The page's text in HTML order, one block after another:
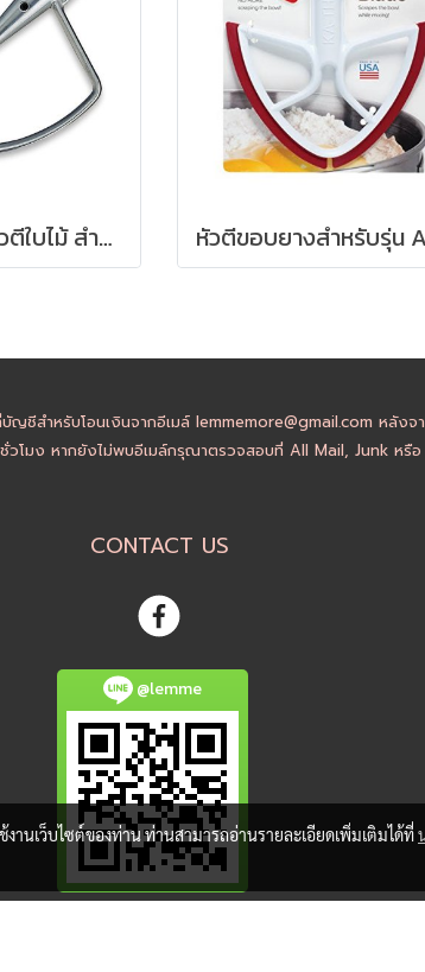
หัวตีใบพาย / หัวตีใบไม้ สำหรับรุ่นยกโถ 5-6 ควอทซ์ - KitchenAid Bowl-Lift Burnished Flat Beater
บัญชีสำหรับโอนเงินจากอีเมล์ lemmemore@gmail.com หลัง
วโมง หากยังไม่พบอีเมล์กรุณาตรวจสอบที่ All Mail, Junk หรื
CONTACT US
@lemme
นเว็บไซต์ของท่าน ท่านสามารถอ่านรายละเอียดเพิ่มเติมได้ที่